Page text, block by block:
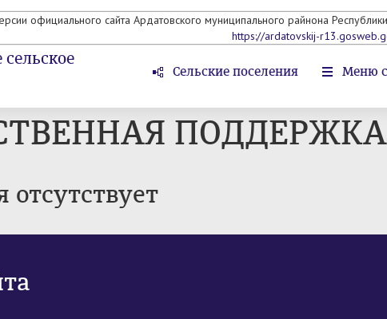
официального сайта Ардатовского муниципального райнона
https://ardatovskij-
Сельские поселения Меню